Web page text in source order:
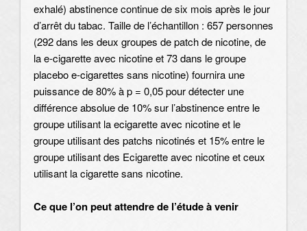
exhalé) abstinence continue de six mois après le jour
d’arrêt du tabac. Taille de l’échantillon : 657 personnes
(292 dans les deux groupes de patch de nicotine, de
la e-cigarette avec nicotine et 73 dans le groupe
placebo e-cigarettes sans nicotine) fournira une
puissance de 80% à p = 0,05 pour détecter une
différence absolue de 10% sur l’abstinence entre le
groupe utilisant la ecigarette avec nicotine et le
groupe utilisant des patchs nicotinés et 15% entre le
groupe utilisant des Ecigarette avec nicotine et ceux
utilisant la cigarette sans nicotine.
Ce que l’on peut attendre de l’étude à venir